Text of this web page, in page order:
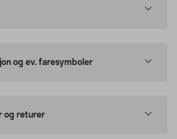
og ev. faresymboler
og returer